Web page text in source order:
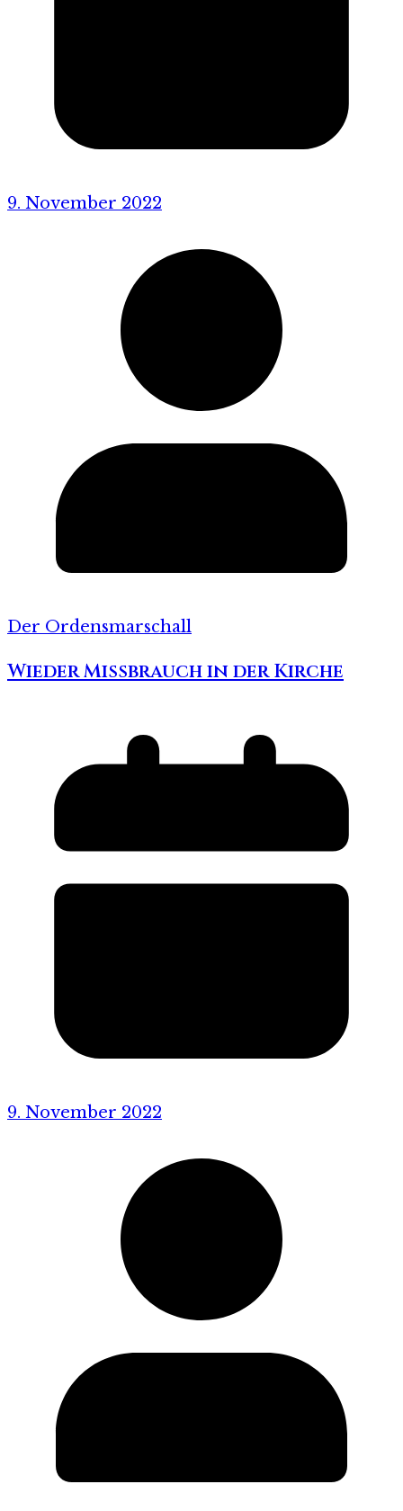
9. November 2022
Der Ordensmarschall
Wieder Missbrauch in der Kirche
9. November 2022